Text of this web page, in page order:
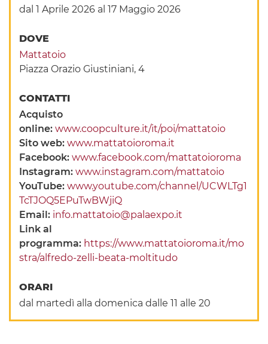
dal 1 Aprile 2026 al 17 Maggio 2026
DOVE
Mattatoio
Piazza Orazio Giustiniani, 4
CONTATTI
Acquisto
online:www.coopculture.it/it/poi/mattatoio
Sito web:www.mattatoioroma.it
Facebook:www.facebook.com/mattatoioroma
Instagram:www.instagram.com/mattatoio
YouTube:www.youtube.com/channel/UCWLTg1
TcTJOQ5EPuTwBWjiQ
Email: info.mattatoio@palaexpo.it
Link al
programma: https://www.mattatoioroma.it/mo
stra/alfredo-zelli-beata-moltitudo
ORARI
dal martedì alla domenica dalle 11 alle 20